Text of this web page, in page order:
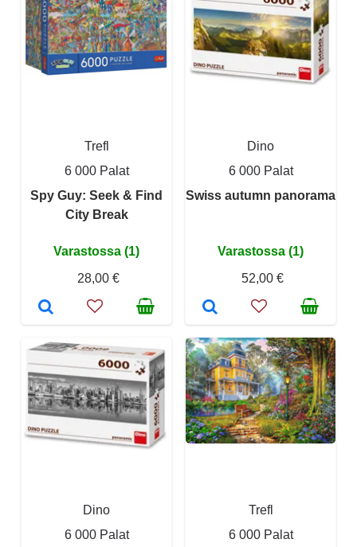
Trefl
6 000 Palat
Spy Guy: Seek & Find
City Break
Varastossa (1)
28,00 €
Dino
6 000 Palat
Swiss autumn panorama
Varastossa (1)
52,00 €
Dino
6 000 Palat
Trefl
6 000 Palat